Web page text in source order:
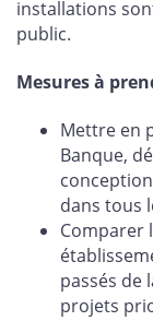
installations
public.
Mesures à
Mettre en
Banque,
dans tous
Comparer
passés de
projets